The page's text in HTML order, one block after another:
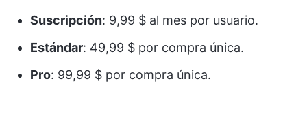
Suscripción: 9,99 $ al mes por usuario.
Estándar: 49,99 $ por compra única.
Pro: 99,99 $ por compra única.